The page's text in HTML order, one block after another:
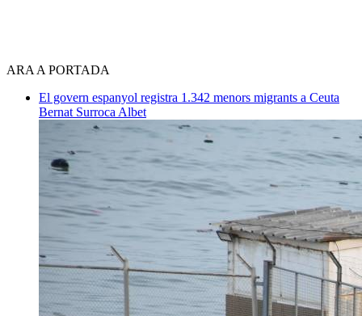
ARA A PORTADA
El govern espanyol registra 1.342 menors migrants a Ceuta
Bernat Surroca Albet